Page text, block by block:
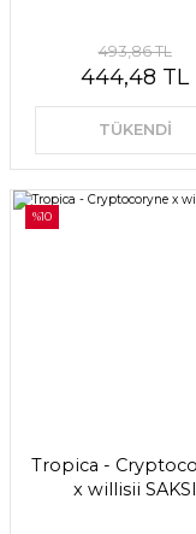
493,86 TL
444,48 TL
TÜKENDİ
%10
Tropica -
x willisii SAKSI